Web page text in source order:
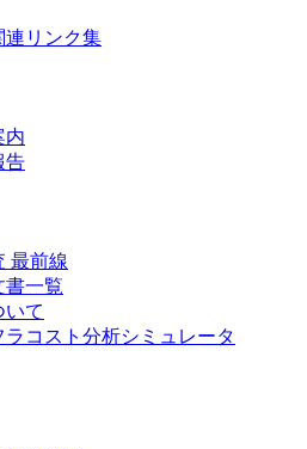
連リンク集
内
告
最前線
書一覧
いて
コスト分析シミュレータ